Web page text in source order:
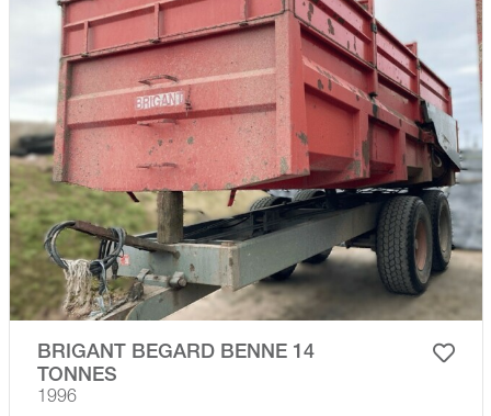
BRIGANT BEGARD BENNE 14
TONNES
1996